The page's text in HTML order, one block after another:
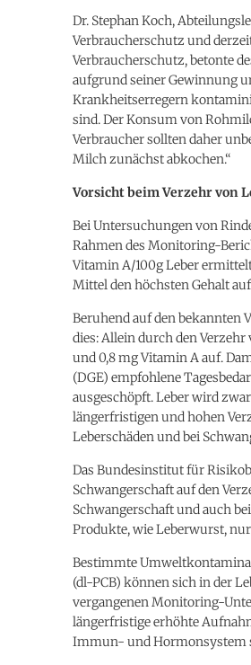
Dr. Stephan Koch,
Verbraucherschutz und
Verbraucherschutz, betonte
aufgrund seiner Gewinnung
Krankheitserregern
sind. Der Konsum von
Verbraucher sollten daher
Milch zunächst abkochen.“
Vorsicht beim Verzehr von
Bei Untersuchungen von
Rahmen des Monitoring-
Vitamin A/100g Leber
Mittel den höchsten Gehalt
Beruhend auf den bekannten
dies: Allein durch den
und 0,8 mg Vitamin A auf.
(DGE) empfohlene
ausgeschöpft. Leber wird
längerfristigen und hohen
Leberschäden und bei
Das Bundesinstitut für
Schwangerschaft auf den
Schwangerschaft und auch
Produkte, wie Leberwurst,
Bestimmte
(dl-PCB) können sich in der
vergangenen Monitoring-
längerfristige erhöhte
Immun- und Hormonsystem